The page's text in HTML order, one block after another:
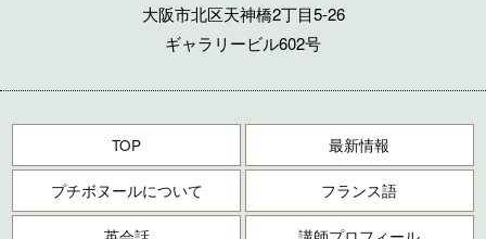
大阪市北区天神橋2丁目5-26
ギャラリービル602号
TOP 最新情報
プチボヌールについて フランス語